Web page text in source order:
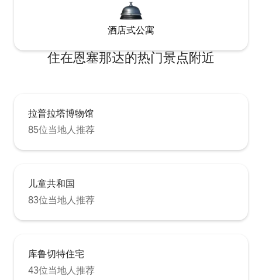
酒店式公寓
住在恩塞那达的热门景点附近
拉普拉塔博物馆
85位当地人推荐
儿童共和国
83位当地人推荐
库鲁切特住宅
43位当地人推荐